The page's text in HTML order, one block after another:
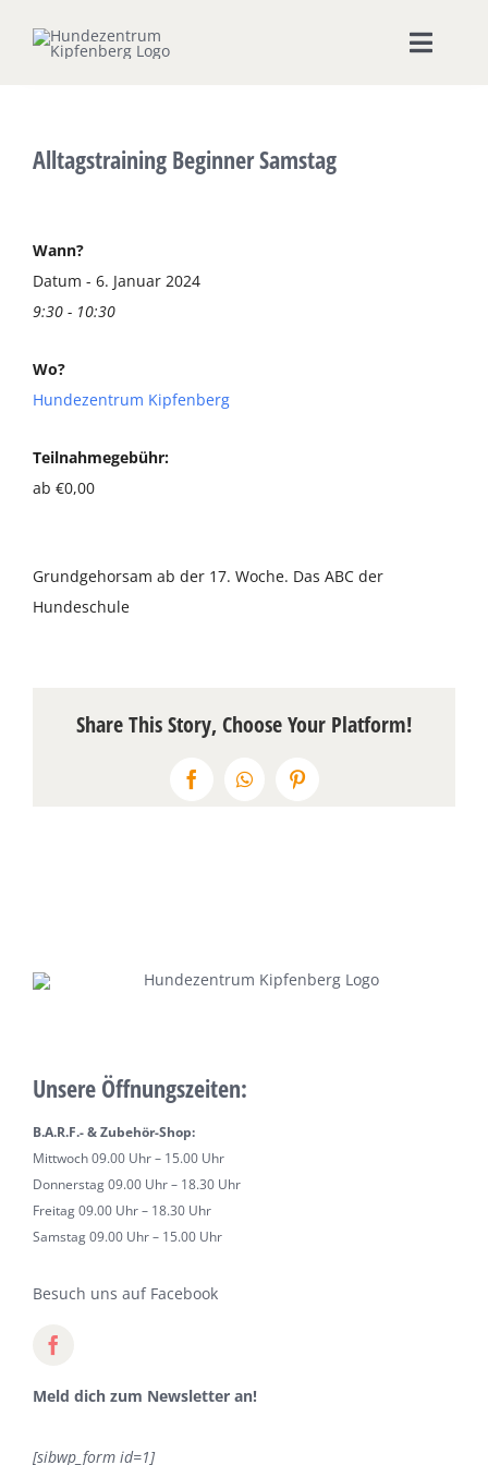
Inhalt
Toggle
Seminare & Workshops
Unsere Shops
Ernährungsberatung
Terminkalender
Öffnungszeiten
Alltagstraining Beginner Samstag
Wann?
Datum - 6. Januar 2024
9:30 - 10:30
Wo?
Hundezentrum Kipfenberg
Teilnahmegebühr:
ab €0,00
Grundgehorsam ab der 17. Woche. Das ABC der
Hundeschule
Share This Story, Choose Your Platform!
FacebookWhatsAppPinterest
Unsere Öffnungszeiten:
B.A.R.F.- & Zubehör-Shop:
Mittwoch 09.00 Uhr – 15.00 Uhr
Donnerstag 09.00 Uhr – 18.30 Uhr
Freitag 09.00 Uhr – 18.30 Uhr
Samstag 09.00 Uhr – 15.00 Uhr
Besuch uns auf Facebook
Meld dich zum Newsletter an!
[sibwp_form id=1]